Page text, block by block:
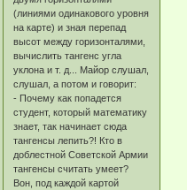
(линиями одинакового уровня
на карте) и зная перепад
высот между горизонталями,
вычислить тангенс угла
уклона и т. д... Майор слушал,
слушал, а потом и говорит:
- Почему как попадется
студент, который математику
знает, так начинает сюда
тангенсы лепить?! Кто в
доблестной Советской Армии
тангенсы считать умеет?
Вон, под каждой картой